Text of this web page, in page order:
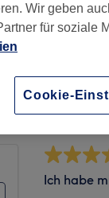
geschrieben.
Ich habe
Wir geben
für soziale
Cookie-